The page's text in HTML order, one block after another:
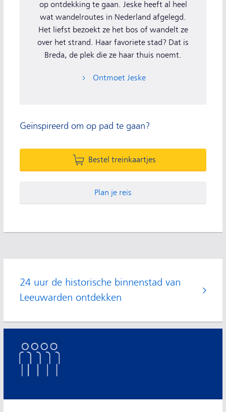
op ontdekking te gaan. Jeske heeft al heel
wat wandelroutes in Nederland afgelegd.
Het liefst bezoekt ze het bos of wandelt ze
over het strand. Haar favoriete stad? Dat is
Breda, de plek die ze haar thuis noemt.
Ontmoet Jeske
Geïnspireerd om op pad te gaan?
Bestel treinkaartjes
Plan je reis
24 uur de historische binnenstad van
Leeuwarden ontdekken